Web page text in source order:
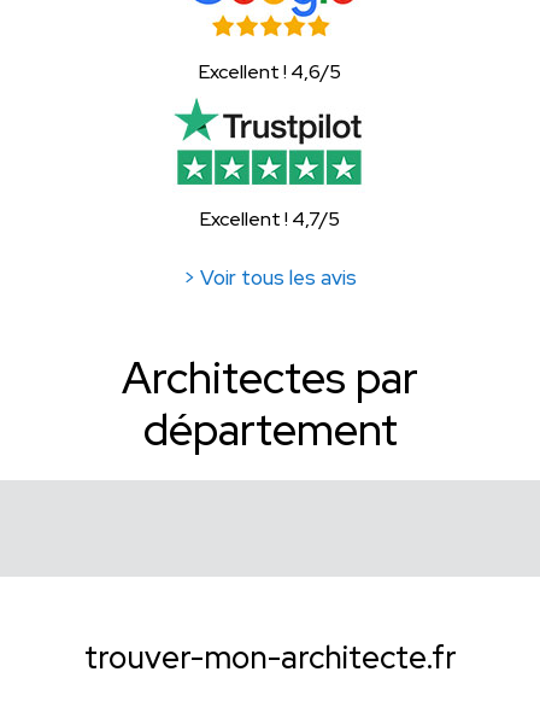
Excellent ! 4,6/5
Excellent ! 4,7/5
> Voir tous les avis
Architectes par
département
trouver-mon-architecte.fr